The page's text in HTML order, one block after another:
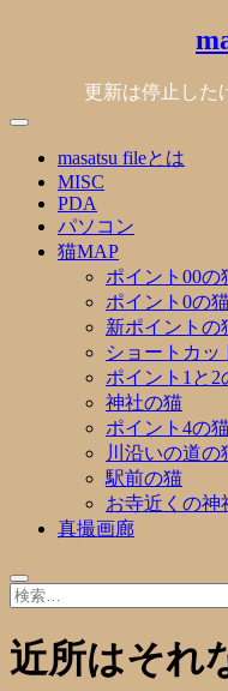
更新は停止した
masatsu fileとは
MISC
PDA
パソコン
猫MAP
ポイント00の
ポイント0の
新ポイントの
ショートカッ
ポイント1と2
神社の猫
ポイント4の
川沿いの道の
駅前の猫
お寺近くの神
真撮画廊
近所はそれ